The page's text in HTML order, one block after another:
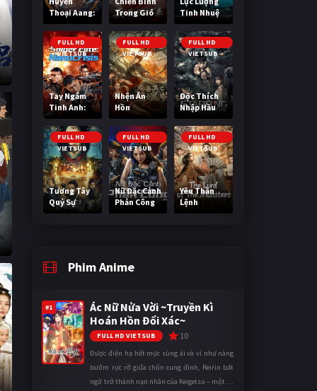
Thoại Aang:
Tiết Khí Sư
Cuối Cùng
Trong Gió
Tinh Nhuệ
FULL HD
VIETSUB
Tay Ngắm
Tinh Anh:
Nguy Cơ
Nano
FULL HD
VIETSUB
Nhện Ăn
Hồn
FULL HD
VIETSUB
Độc Thích
Nhập Hầu
FULL HD
VIETSUB
Tương Tây
Quỷ Sự
FULL HD
VIETSUB
Nữ Đặc Cảnh
Phản Công
FULL HD
VIETSUB
Yêu Thần
Lệnh
Phim Anime
#1
Ác Nữ Nửa Vời ~Truyền Kì
Hoán Hồn Đổi Xác~
FULL HD VIETSUB 10
Được điện hạ hết mực sủng ái và ví như nàng
bướm rực rỡ giữa chốn cung đình, Reirin bất
ngờ trở thành nạn nhân của Keigetsu – một kẻ